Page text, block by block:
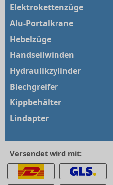
Elektrokettenzüge
Alu-Portalkrane
Hebelzüge
Handseilwinden
Hydraulikzylinder
Blechgreifer
Kippbehälter
Lindapter
Versendet wird mit: